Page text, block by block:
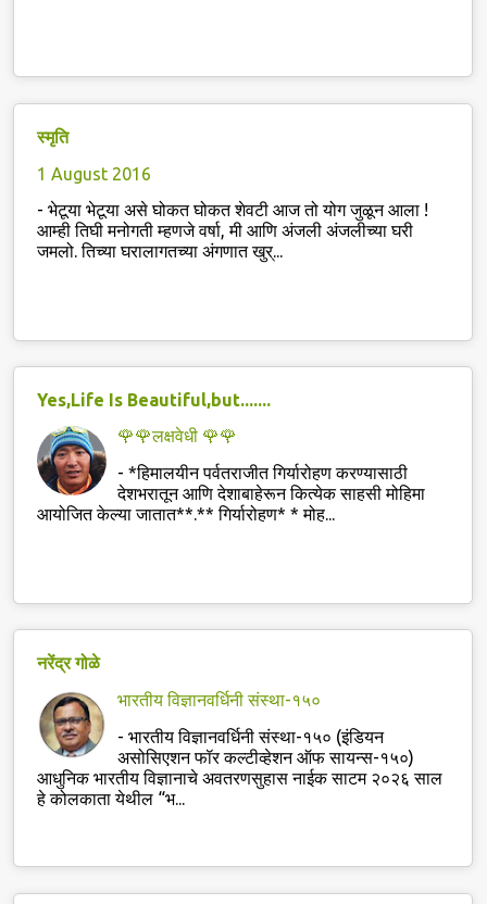
स्मृति
1 August 2016
- भेटूया भेटूया असे घोकत घोकत शेवटी आज तो योग जुळून आला !
आम्ही तिघी मनोगती म्हणजे वर्षा, मी आणि अंजली अंजलीच्या घरी
जमलो. तिच्या घरालागतच्या अंगणात खुर्...
Yes,Life Is Beautiful,but.......
🌹🌹लक्षवेधी 🌹🌹
- *हिमालयीन पर्वतराजीत गिर्यारोहण करण्यासाठी
देशभरातून आणि देशाबाहेरून कित्येक साहसी मोहिमा
आयोजित केल्या जातात**.** गिर्यारोहण* * मोह...
नरेंद्र गोळे
भारतीय विज्ञानवर्धिनी संस्था-१५०
- भारतीय विज्ञानवर्धिनी संस्था-१५० (इंडियन
असोसिएशन फॉर कल्टीव्हेशन ऑफ सायन्स-१५०)
आधुनिक भारतीय विज्ञानाचे अवतरणसुहास नाईक साटम २०२६ साल
हे कोलकाता येथील “भ...